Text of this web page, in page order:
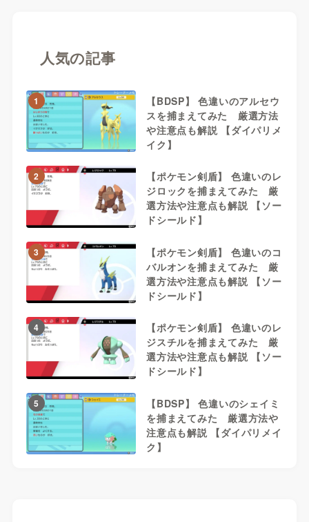
人気の記事
1
【BDSP】 色違いのアルセウ
スを捕まえてみた 厳選方法
や注意点も解説 【ダイパリメ
イク】
2
【ポケモン剣盾】 色違いのレ
ジロックを捕まえてみた 厳
選方法や注意点も解説 【ソー
ドシールド】
3
【ポケモン剣盾】 色違いのコ
バルオンを捕まえてみた 厳
選方法や注意点も解説 【ソー
ドシールド】
4
【ポケモン剣盾】 色違いのレ
ジスチルを捕まえてみた 厳
選方法や注意点も解説 【ソー
ドシールド】
5
【BDSP】 色違いのシェイミ
を捕まえてみた 厳選方法や
注意点も解説 【ダイパリメイ
ク】